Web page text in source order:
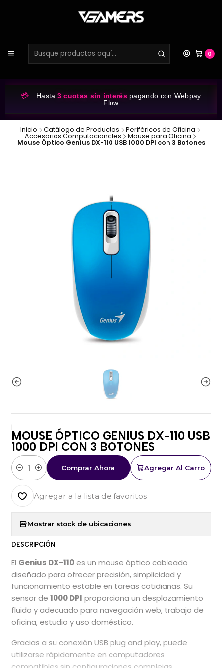
0
💳 Hasta 3 cuotas sin interéspagando con Webpay
Flow
Inicio Catálogo de Productos Periféricos de Oficina
Accesorios Computacionales Mouse para Oficina
Mouse Óptico Genius DX-110 USB 1000 DPI con 3 Botones
|
MOUSE ÓPTICO GENIUS DX-110 USB
1000 DPI CON 3 BOTONES
Cantidad
Agregar Al Carro
Comprar Ahora
Agregar a la lista de favoritos
Mostrar stock de ubicaciones
DESCRIPCIÓN
El Genius DX-110es un mouse óptico cableado
diseñado para ofrecer precisión, simplicidad y
funcionamiento estable en tareas cotidianas. Su
sensor de 1000 DPI proporciona un desplazamiento
fluido y adecuado para navegación web, trabajo de
oficina, estudio y uso doméstico.
Gracias a su conexión USB plug and play, puede
utilizarse rápidamente en computadores